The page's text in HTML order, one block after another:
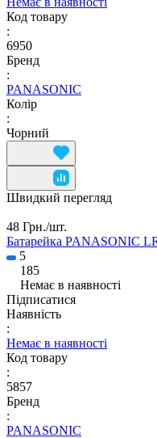
Код товару
:
6950
Бренд
:
PANASONIC
Колір
:
Чорний
Швидкий перегляд
48 Грн./шт.
Батарейка PANASONIC
5
185
Немає в наявності
Підписатися
Наявність
:
Немає в наявності
Код товару
:
5857
Бренд
:
PANASONIC